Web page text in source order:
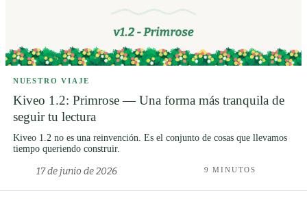
NUESTRO VIAJE
Kiveo 1.2: Primrose — Una forma más tranquila de
seguir tu lectura
Kiveo 1.2 no es una reinvención. Es el conjunto de cosas que llevamos
tiempo queriendo construir.
17 de junio de 2026 9 MINUTOS